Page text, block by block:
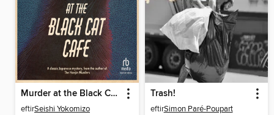
Murder at the Black Cat Cafe
eftirSeishi Yokomizo
Trash!
eftirSimon Paré-Poupart